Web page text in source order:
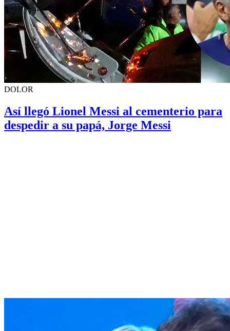
DOLOR
Así llegó Lionel Messi al cementerio para
despedir a su papá, Jorge Messi